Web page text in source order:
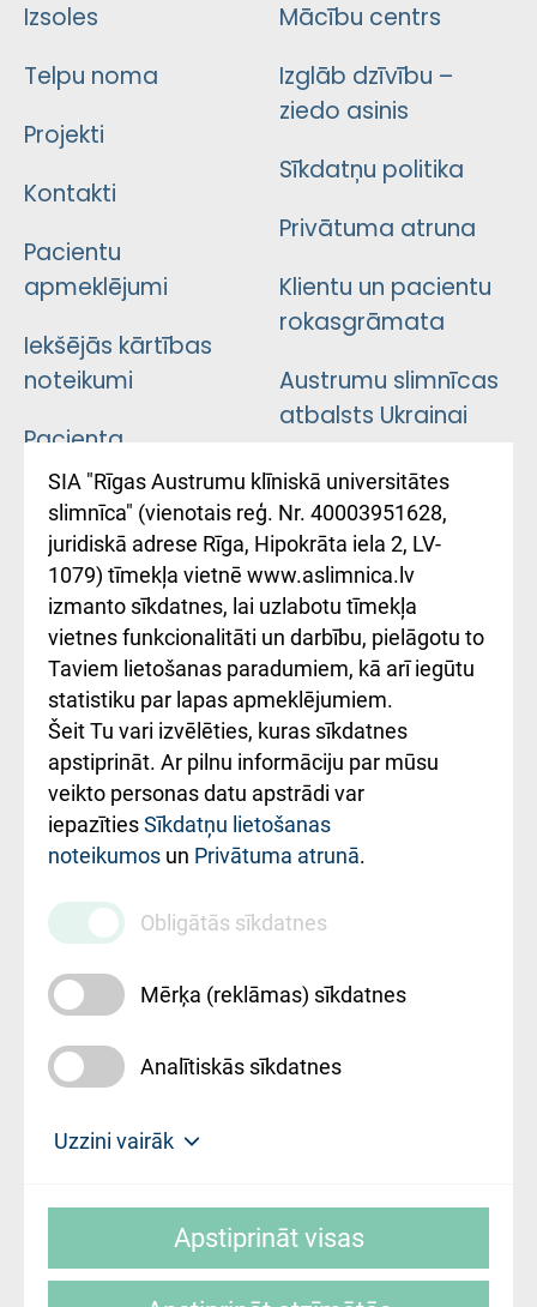
Izsoles
Telpu noma
Projekti
Kontakti
Pacientu
apmeklējumi
Iekšējās kārtības
noteikumi
Pacienta
atsauksmju/sūdzību
iesniegšanas
kārtība
Kā pie mums nokļūt
Rēķinu apmaksas
ceļvedis
Rekvizīti un
ārstniecības
iestādes kods
010000234
Maksas
pakalpojumu
cenrādis
Mācību centrs
Izglāb dzīvību –
ziedo asinis
Sīkdatņu politika
Privātuma atruna
Klientu un pacientu
rokasgrāmata
Austrumu slimnīcas
atbalsts Ukrainai
Підтримка Східної
лікарні та співпраця з
Україною
SIA "Rīgas Austrumu klīniskā universitātes
slimnīca" (vienotais reģ. Nr. 40003951628,
juridiskā adrese Rīga, Hipokrāta iela 2, LV-
1079) tīmekļa vietnē www.aslimnica.lv
izmanto sīkdatnes, lai uzlabotu tīmekļa
vietnes funkcionalitāti un darbību, pielāgotu to
Taviem lietošanas paradumiem, kā arī iegūtu
statistiku par lapas apmeklējumiem.
Šeit Tu vari izvēlēties, kuras sīkdatnes
apstiprināt. Ar pilnu informāciju par mūsu
veikto personas datu apstrādi var
iepazītiesSīkdatņu lietošanas
noteikumos un Privātuma atrunā.
Obligātās sīkdatnes
Mērķa (reklāmas) sīkdatnes
Analītiskās sīkdatnes
Uzzini vairāk
slimnīca, turpmāk – Pārzinis, sīkdatņu
Apstiprināt visas